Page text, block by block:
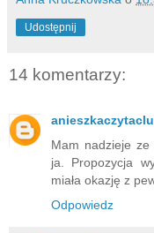
Udostępnij
14 komentarzy:
Mam nadzieje
ja. Propozycja
miała okazję z
Odpowiedz